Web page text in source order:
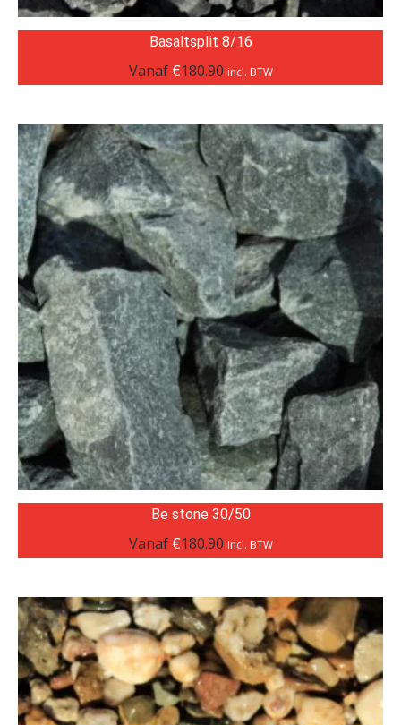
Basaltsplit 8/16
Vanaf €180.90 incl. BTW
Be stone 30/50
Vanaf €180.90 incl. BTW